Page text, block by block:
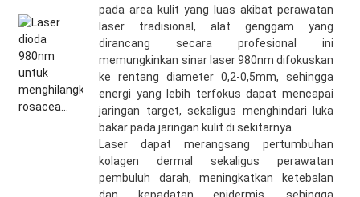
pada area kulit yang luas akibat perawatan
laser tradisional, alat genggam yang
dirancang secara profesional ini
memungkinkan sinar laser 980nm difokuskan
ke rentang diameter 0,2-0,5mm, sehingga
energi yang lebih terfokus dapat mencapai
jaringan target, sekaligus menghindari luka
bakar pada jaringan kulit di sekitarnya.
Laser dapat merangsang pertumbuhan
kolagen dermal sekaligus perawatan
pembuluh darah, meningkatkan ketebalan
dan kepadatan epidermis, sehingga